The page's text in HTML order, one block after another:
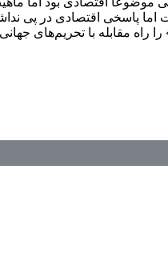
اما پاسخی اقتصادی در پی
راه مقابله با تحریم‌های